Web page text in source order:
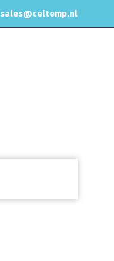
sales@celtemp.nl